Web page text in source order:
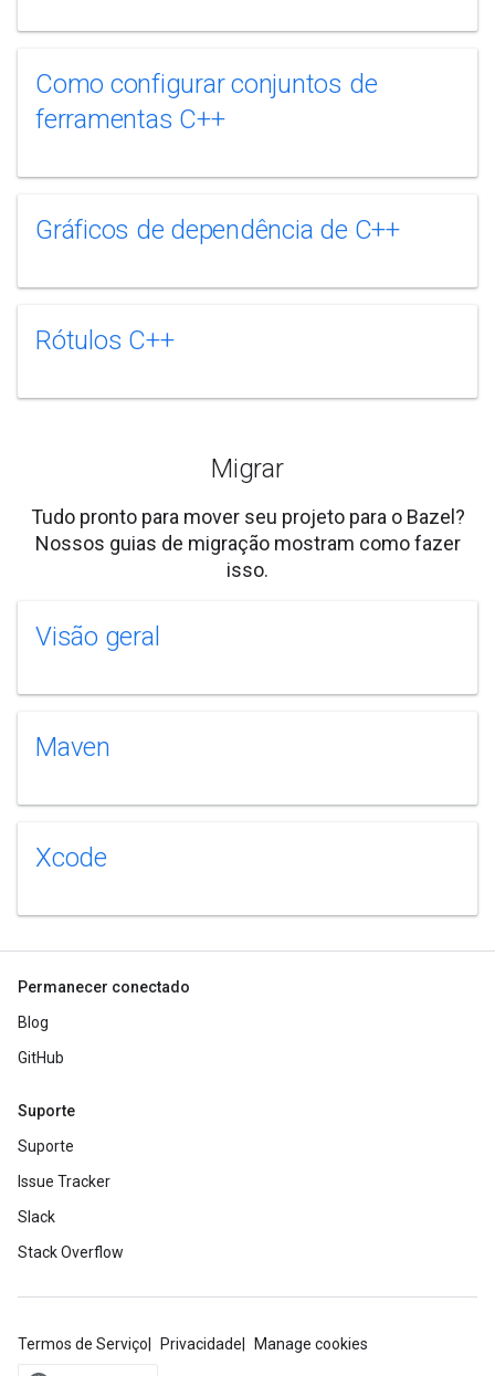
Como configurar conjuntos de
ferramentas C++
Gráficos de dependência de C++
Rótulos C++
Migrar
Tudo pronto para mover seu projeto para o Bazel?
Nossos guias de migração mostram como fazer
isso.
Visão geral
Maven
Xcode
Permanecer conectado
Blog
GitHub
Suporte
Suporte
Issue Tracker
Slack
Stack Overflow
Termos de Serviço Privacidade Manage cookies